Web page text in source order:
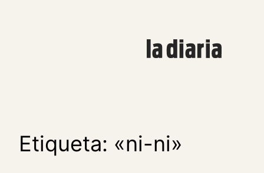
Etiqueta: «ni-ni»